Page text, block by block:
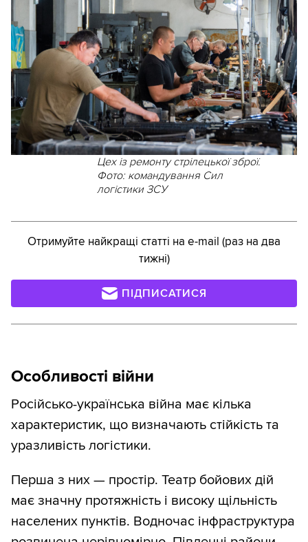
Цех із ремонту стрілецької зброї.
Фото: командування Сил
логістики ЗСУ
Отримуйте найкращі статті на e-mail (раз на два
тижні)
ПІДПИСАТИСЯ
Особливості війни
Російсько-українська війна має кілька
характеристик, що визначають стійкість та
уразливість логістики.
Перша з них — простір. Театр бойових дій
має значну протяжність і високу щільність
населених пунктів. Водночас інфраструктура